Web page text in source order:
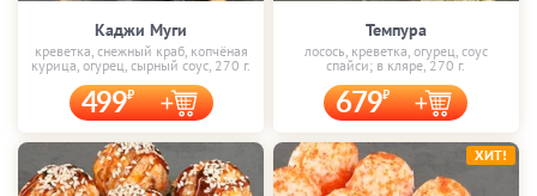
Каджи Муги
креветка, снежный краб, копчёная
курица, огурец, сырный соус, 270 г.
499
Темпура
лосось, креветка, огурец, соус
спайси; в кляре, 270 г.
679
ХИТ!